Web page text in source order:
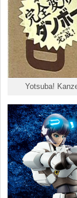
Yotsuba!